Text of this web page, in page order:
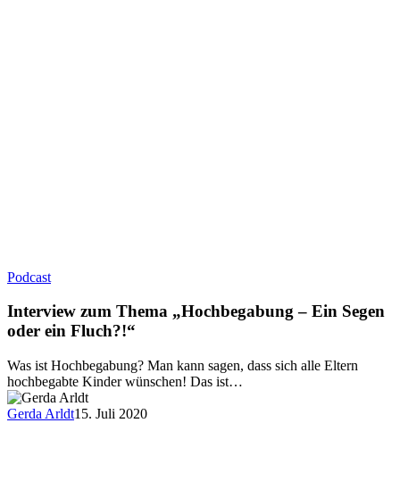
Podcast
Interview zum Thema „Hochbegabung – Ein Segen
oder ein Fluch?!“
Was ist Hochbegabung? Man kann sagen, dass sich alle Eltern
hochbegabte Kinder wünschen! Das ist…
Gerda Arldt15. Juli 2020